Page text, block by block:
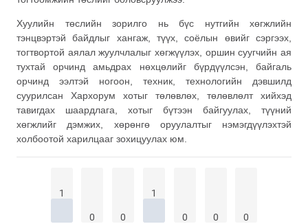
Хуулийн төслийн зорилго нь бүс нутгийн хөгжлийн
тэнцвэртэй байдлыг хангаж, түүх, соёлын өвийг сэргээх,
тогтвортой аялал жуулчлалыг хөгжүүлэх, оршин суугчийн ая
тухтай орчинд амьдрах нөхцөлийг бүрдүүлсэн, байгаль
орчинд ээлтэй ногоон, техник, технологийн дэвшилд
суурилсан Хархорум хотыг төлөвлөх, төлөвлөлт хийхэд
тавигдах шаардлага, хотыг бүтээн байгуулах, түүний
хөгжлийг дэмжих, хөрөнгө оруулалтыг нэмэгдүүлэхтэй
холбоотой харилцааг зохицуулах юм.
1
0 0
1
0 0 0